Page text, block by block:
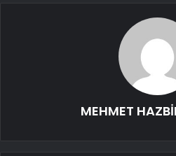
MEHMET